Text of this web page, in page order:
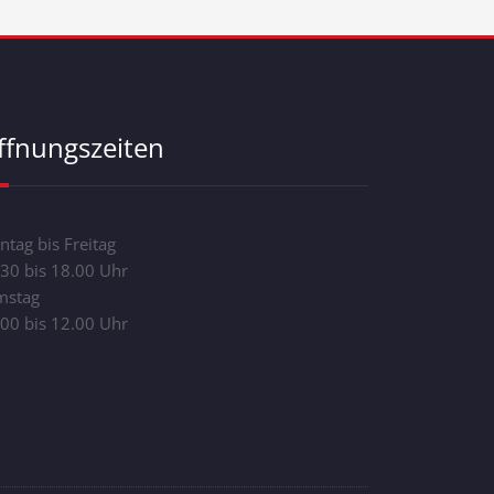
bis Freitag
bis 18.00 Uhr
bis 12.00 Uhr